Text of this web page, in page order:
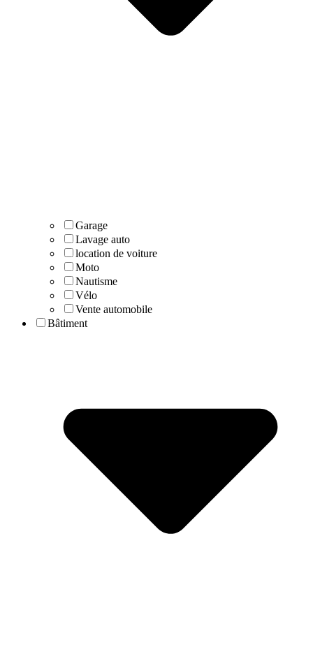
Garage
Lavage auto
location de voiture
Moto
Nautisme
Vélo
Vente automobile
Bâtiment